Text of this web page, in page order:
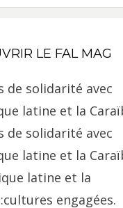
LE FAL MAG